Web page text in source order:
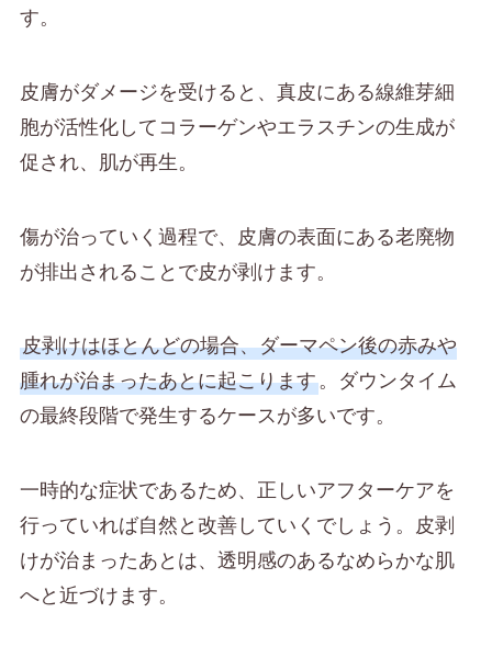
す。
皮膚がダメージを受けると、真皮にある線維芽細
胞が活性化してコラーゲンやエラスチンの生成が
促され、肌が再生。
傷が治っていく過程で、皮膚の表面にある老廃物
が排出されることで皮が剥けます。
皮剥けはほとんどの場合、ダーマペン後の赤みや
腫れが治まったあとに起こります。ダウンタイム
の最終段階で発生するケースが多いです。
一時的な症状であるため、正しいアフターケアを
行っていれば自然と改善していくでしょう。皮剥
けが治まったあとは、透明感のあるなめらかな肌
へと近づけます。